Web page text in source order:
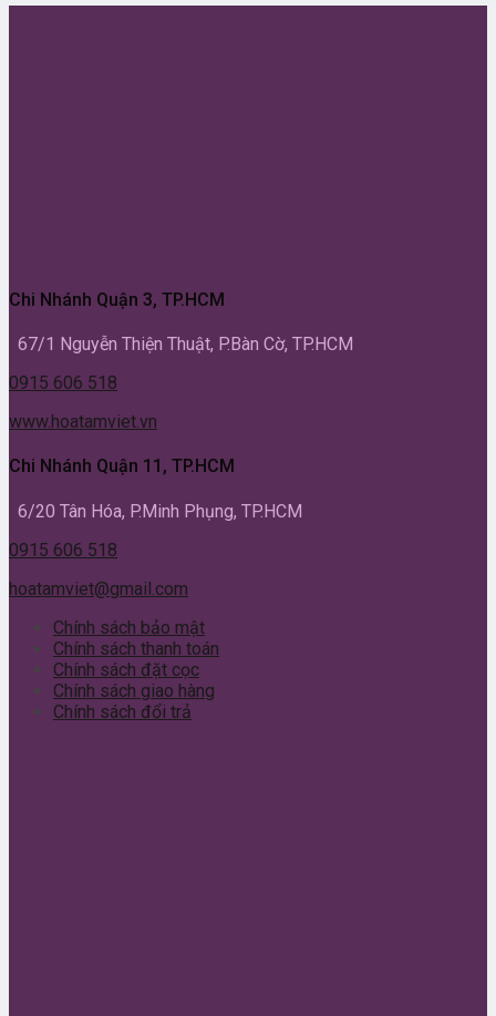
Chi Nhánh Quận 3, TP.HCM
67/1 Nguyễn Thiện Thuật, P.Bàn Cờ, TP.HCM
0915 606 518
www.hoatamviet.vn
Chi Nhánh Quận 11, TP.HCM
6/20 Tân Hóa, P.Minh Phụng, TP.HCM
0915 606 518
hoatamviet@gmail.com
Chính sách bảo mật
Chính sách thanh toán
Chính sách đặt cọc
Chính sách giao hàng
Chính sách đổi trả